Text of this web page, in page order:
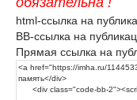
html-ссылка на
BB-ссылка на
Прямая ссылка на